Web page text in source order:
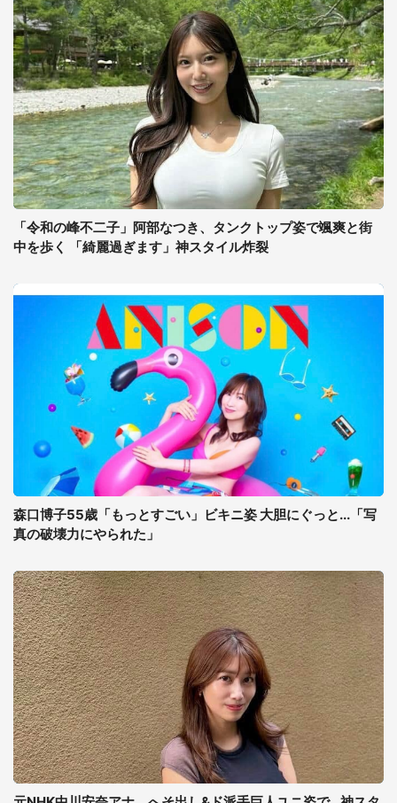
「令和の峰不二子」阿部なつき、タンクトップ姿で颯爽と街
中を歩く 「綺麗過ぎます」神スタイル炸裂
森口博子55歳「もっとすごい」ビキニ姿 大胆にぐっと...「写
真の破壊力にやられた」